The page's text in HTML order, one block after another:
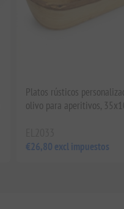
Platos rústicos
olivo para aperitivos,
€26,80 excl impuestos